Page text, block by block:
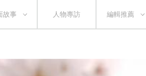
故事 人物專訪 編輯推薦